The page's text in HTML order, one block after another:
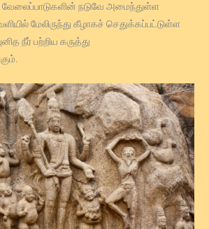
வேலைப்பாடுகளின் நடுவே அமைந்துள்ள
மேலிருந்து கீழாகச் செதுக்கப்பட்டுள்ள
நீர் பற்றிய கருத்து